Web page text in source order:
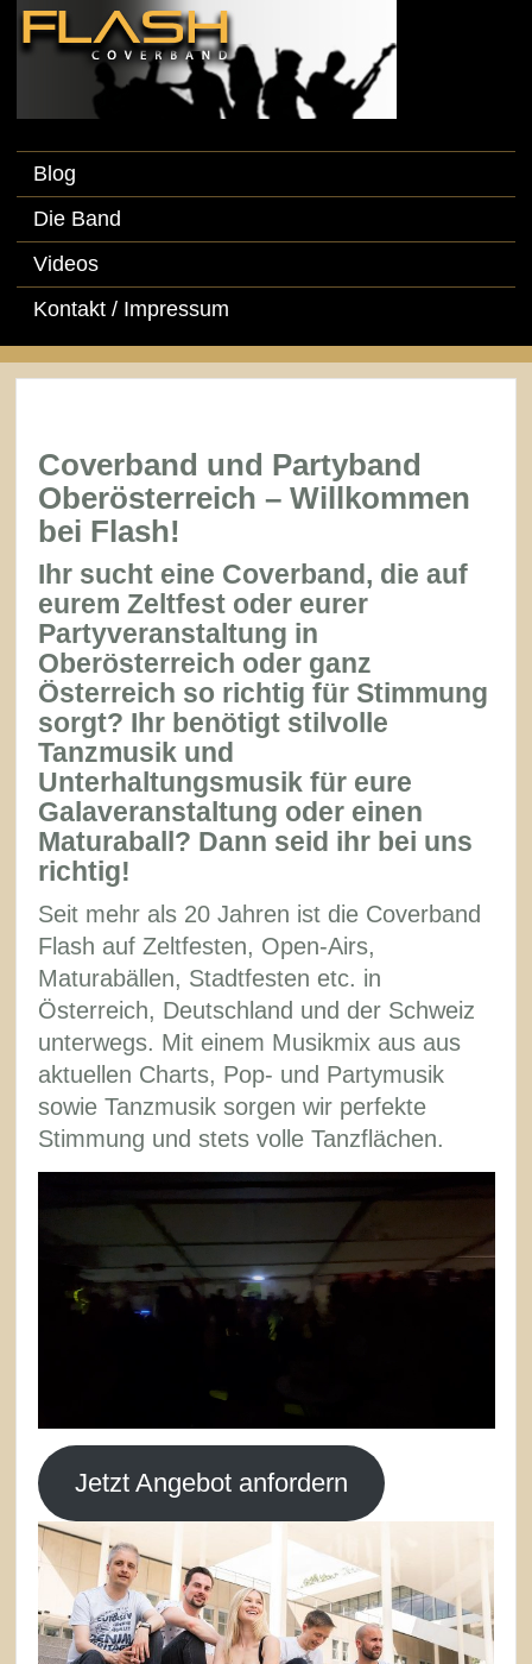
Blog
Die Band
Videos
Kontakt / Impressum
Coverband und Partyband
Oberösterreich – Willkommen
bei Flash!
Ihr sucht eine Coverband, die auf
eurem Zeltfest oder eurer
Partyveranstaltung in
Oberösterreich oder ganz
Österreich so richtig für Stimmung
sorgt? Ihr benötigt stilvolle
Tanzmusik und
Unterhaltungsmusik für eure
Galaveranstaltung oder einen
Maturaball? Dann seid ihr bei uns
richtig!
Seit mehr als 20 Jahren ist die Coverband
Flash auf Zeltfesten, Open-Airs,
Maturabällen, Stadtfesten etc. in
Österreich, Deutschland und der Schweiz
unterwegs. Mit einem Musikmix aus aus
aktuellen Charts, Pop- und Partymusik
sowie Tanzmusik sorgen wir perfekte
Stimmung und stets volle Tanzflächen.
Jetzt Angebot anfordern